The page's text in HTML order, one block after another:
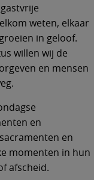
weten, elkaar
in geloof.
willen wij de
en mensen
en
en
momenten in hun
afscheid.